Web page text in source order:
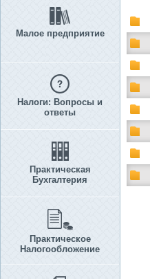
Малое предприятие
Налоги: Вопросы и
ответы
Практическая
Бухгалтерия
Практическое
Налогообложение